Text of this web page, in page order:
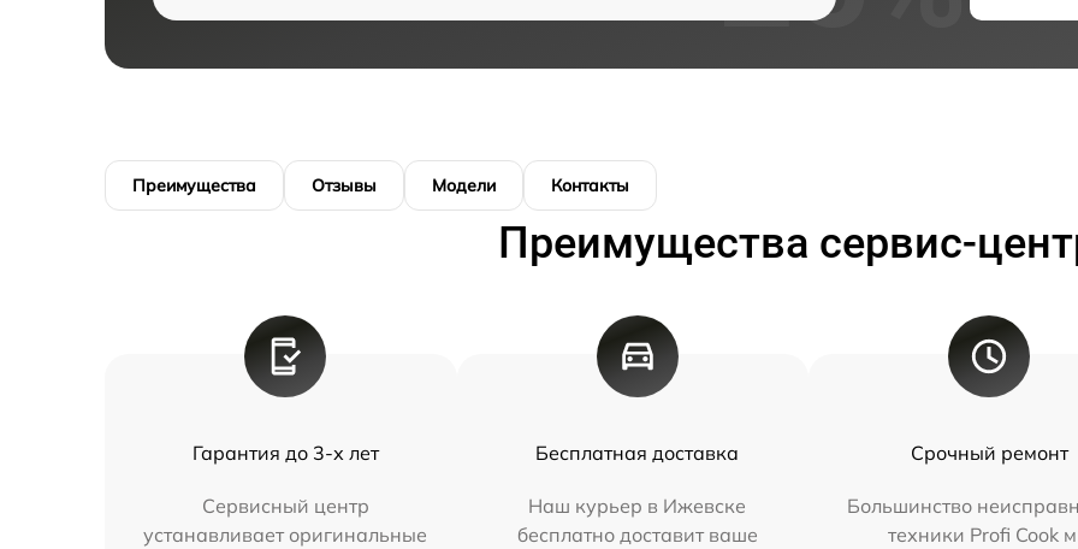
Преимущества Отзывы Модели Контакты
Преимущества сервис-
Гарантия до 3-х лет
Сервисный центр
устанавливает оригинальные
Бесплатная доставка
Наш курьер в Ижевске
бесплатно доставит ваше
Срочный ремонт
Большинство
техники Profi Cook